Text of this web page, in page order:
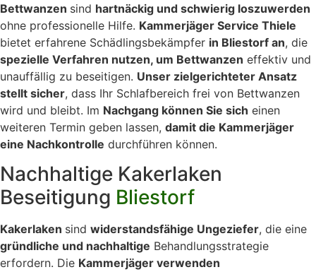
Bettwanzen sind hartnäckig und schwierig loszuwerden
ohne professionelle Hilfe. Kammerjäger Service Thiele
bietet erfahrene Schädlingsbekämpfer in Bliestorf an, die
spezielle Verfahren nutzen, um Bettwanzen effektiv und
unauffällig zu beseitigen. Unser zielgerichteter Ansatz
stellt sicher, dass Ihr Schlafbereich frei von Bettwanzen
wird und bleibt. Im Nachgang können Sie sich einen
weiteren Termin geben lassen, damit die Kammerjäger
eine Nachkontrolle durchführen können.
Nachhaltige Kakerlaken
Beseitigung Bliestorf
Kakerlaken sind widerstandsfähige Ungeziefer, die eine
gründliche und nachhaltige Behandlungsstrategie
erfordern. Die Kammerjäger verwenden